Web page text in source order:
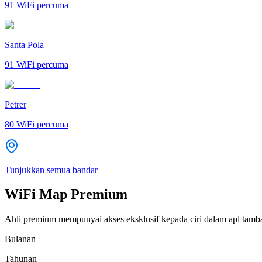
91 WiFi percuma
Santa Pola
91 WiFi percuma
Petrer
80 WiFi percuma
Tunjukkan semua bandar
WiFi Map Premium
Ahli premium mempunyai akses eksklusif kepada ciri dalam apl
Bulanan
Tahunan